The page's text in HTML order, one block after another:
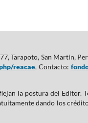
Tarapoto, San Martín,
reacae, Contacto:
la postura del Editor.
dando los